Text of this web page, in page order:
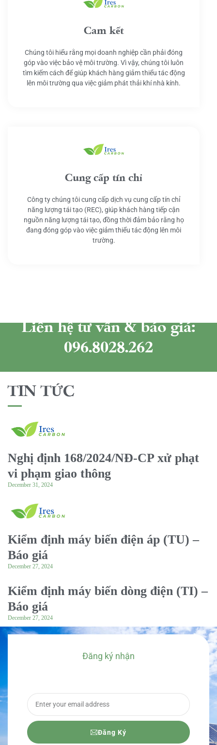
Cam kết
Chúng tôi hiểu rằng mọi doanh nghiệp cần phải đóng
góp vào việc bảo vệ môi trường. Vì vậy, chúng tôi luôn
tìm kiếm cách để giúp khách hàng giảm thiểu tác động
lên môi trường qua việc giảm phát thải khí nhà kính.
Cung cấp tín chỉ
Công ty chúng tôi cung cấp dịch vụ cung cấp tín chỉ
năng lượng tái tạo (REC), giúp khách hàng tiếp cận
nguồn năng lượng tái tạo, đồng thời đảm bảo rằng họ
đang đóng góp vào việc giảm thiểu tác động lên môi
trường.
Liên hệ tư vấn & báo giá:
096.8028.262
TIN TỨC
Nghị định 168/2024/NĐ-CP xử phạt
vi phạm giao thông
December 31, 2024
Kiểm định máy biến điện áp (TU) –
Báo giá
December 27, 2024
Kiểm định máy biến dòng điện (TI) –
Báo giá
December 27, 2024
Đăng ký nhận
Đăng Ký